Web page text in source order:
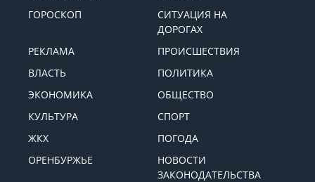
ГОРОСКОП
СИТУАЦИЯ НА
ДОРОГАХ
РЕКЛАМА
ПРОИСШЕСТВИЯ
ВЛАСТЬ
ПОЛИТИКА
ЭКОНОМИКА
ОБЩЕСТВО
КУЛЬТУРА
СПОРТ
ЖКХ
ПОГОДА
ОРЕНБУРЖЬЕ
НОВОСТИ
ЗАКОНОДАТЕЛЬСТВА